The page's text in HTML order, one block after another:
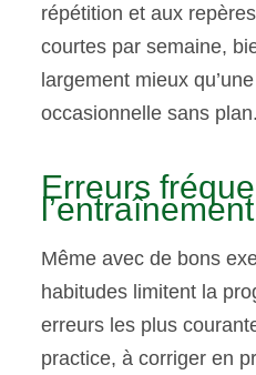
répétition et aux
courtes par semaine,
largement mieux
occasionnelle sans plan.
Erreurs
l’entraînement
Même avec de bons
habitudes limitent la
erreurs les plus
practice, à corriger en